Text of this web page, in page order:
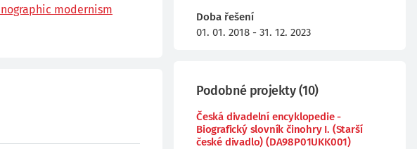
modernism
Doba řešení
01. 01. 2018 - 31. 12. 2023
Podobné projekty(10)
Česká divadelní encyklopedie -
Biografický slovník činohry I. (Starší
české divadlo) (DA98P01UKK001)